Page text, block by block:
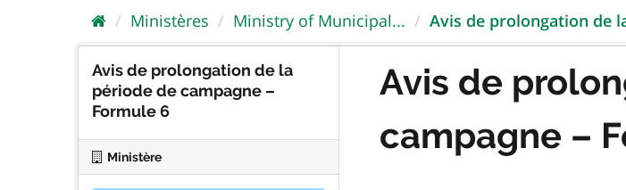
Ministères Ministry of Municipal... Avis de prolongation de
Avis de prolongation de la
période de campagne –
Formule 6
Ministère
Avis de
campagne –